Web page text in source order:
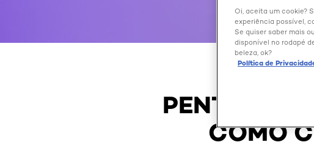
COMO
Oi, aceita um cookie?
experiência possível,
Se quiser saber mais
disponível no rodapé
beleza, ok?
Política de